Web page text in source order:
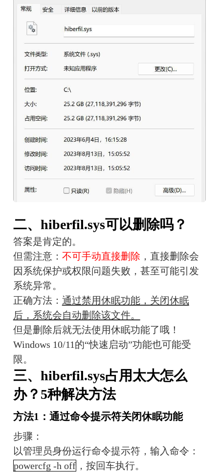
二、hiberfil.sys可以删除吗？
答案是肯定的。
但需注意： 不可手动直接删除 ，直接删除会
因系统保护或权限问题失败，甚至可能引发
系统异常。
正确方法： 通过禁用休眠功能，关闭休眠
后，系统会自动删除该文件。
但是删除后就无法使用休眠功能了哦！
Windows 10/11的“快速启动”功能也可能受
限。
三、hiberfil.sys占用太大怎么
办？5种解决方法
方法1：通过命令提示符关闭休眠功能
步骤：
以管理员身份运行命令提示符，输入命令：
powercfg -h off ，按回车执行。